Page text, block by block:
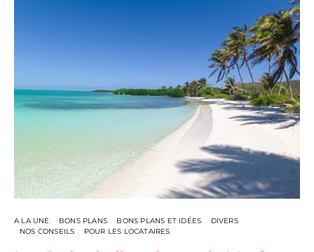
A LA UNE BONS PLANS BONS PLANS ET IDÉES
DIVERS
NOS CONSEILS
POUR LES LOCATAIRES